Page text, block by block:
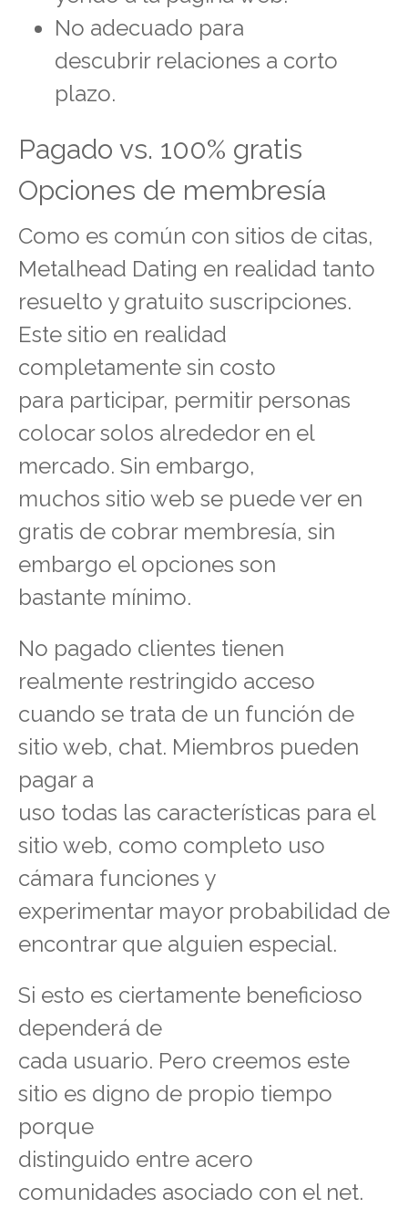
No adecuado para
descubrir relaciones a corto
plazo.
Pagado vs. 100% gratis
Opciones de membresía
Como es común con sitios de citas,
Metalhead Dating en realidad tanto
resuelto y gratuito suscripciones.
Este sitio en realidad
completamente sin costo
para participar, permitir personas
colocar solos alrededor en el
mercado. Sin embargo,
muchos sitio web se puede ver en
gratis de cobrar membresía, sin
embargo el opciones son
bastante mínimo.
No pagado clientes tienen
realmente restringido acceso
cuando se trata de un función de
sitio web, chat. Miembros pueden
pagar a
uso todas las características para el
sitio web, como completo uso
cámara funciones y
experimentar mayor probabilidad de
encontrar que alguien especial.
Si esto es ciertamente beneficioso
dependerá de
cada usuario. Pero creemos este
sitio es digno de propio tiempo
porque
distinguido entre acero
comunidades asociado con el net.